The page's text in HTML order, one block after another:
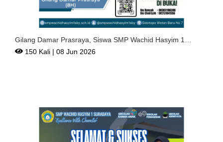
Gilang Damar Prasraya, Siswa SMP Wachid Hasyim 1
Surabaya Ra
150 Kali | 08 Jun 2026